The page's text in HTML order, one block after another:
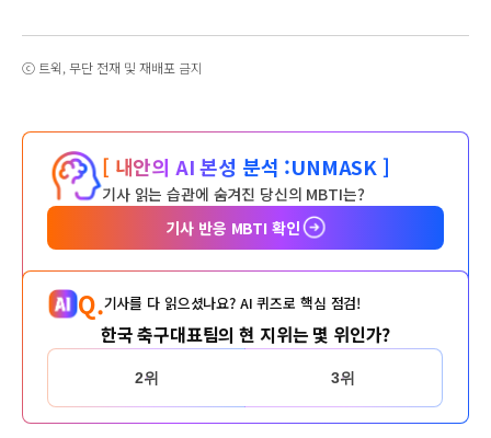
ⓒ 트윅, 무단 전재 및 재배포 금지
[ 내안의 AI 본성 분석 :UNMASK ]
기사 읽는 습관에 숨겨진 당신의 MBTI는?
기사 반응 MBTI 확인
Q.기사를 다 읽으셨나요? AI 퀴즈로 핵심 점검!
한국 축구대표팀의 현 지위는 몇 위인가?
2위 3위